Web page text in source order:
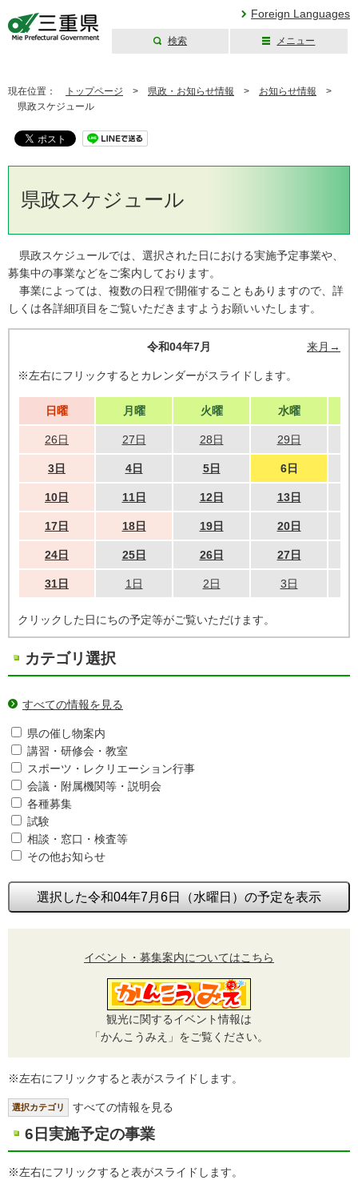
Foreign Languages
検索 メニュー
現在位置： トップページ > 県政・お知らせ情報 > お知らせ情報 >
県政スケジュール
県政スケジュール
県政スケジュールでは、選択された日における実施予定事業や、
募集中の事業などをご案内しております。
事業によっては、複数の日程で開催することもありますので、詳
しくは各詳細項目をご覧いただきますようお願いいたします。
令和04年7月 来月→
※左右にフリックするとカレンダーがスライドします。
日曜 月曜 火曜 水曜
26日 27日 28日 29日
3日 4日 5日 6日
10日 11日 12日 13日
17日 18日 19日 20日
24日 25日 26日 27日
31日 1日 2日 3日
クリックした日にちの予定等がご覧いただけます。
カテゴリ選択
すべての情報を見る
県の催し物案内
講習・研修会・教室
スポーツ・レクリエーション行事
会議・附属機関等・説明会
各種募集
試験
相談・窓口・検査等
その他お知らせ
選択した令和04年7月6日（水曜日）の予定を表示
イベント・募集案内についてはこちら
観光に関するイベント情報は
「かんこうみえ」をご覧ください。
※左右にフリックすると表がスライドします。
選択カテゴリ すべての情報を見る
6日実施予定の事業
※左右にフリックすると表がスライドします。